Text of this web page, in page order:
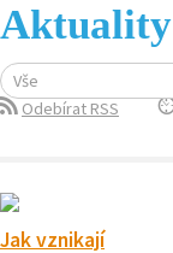
Aktuality
Vše
Odebírat RSS
Jak vznikají